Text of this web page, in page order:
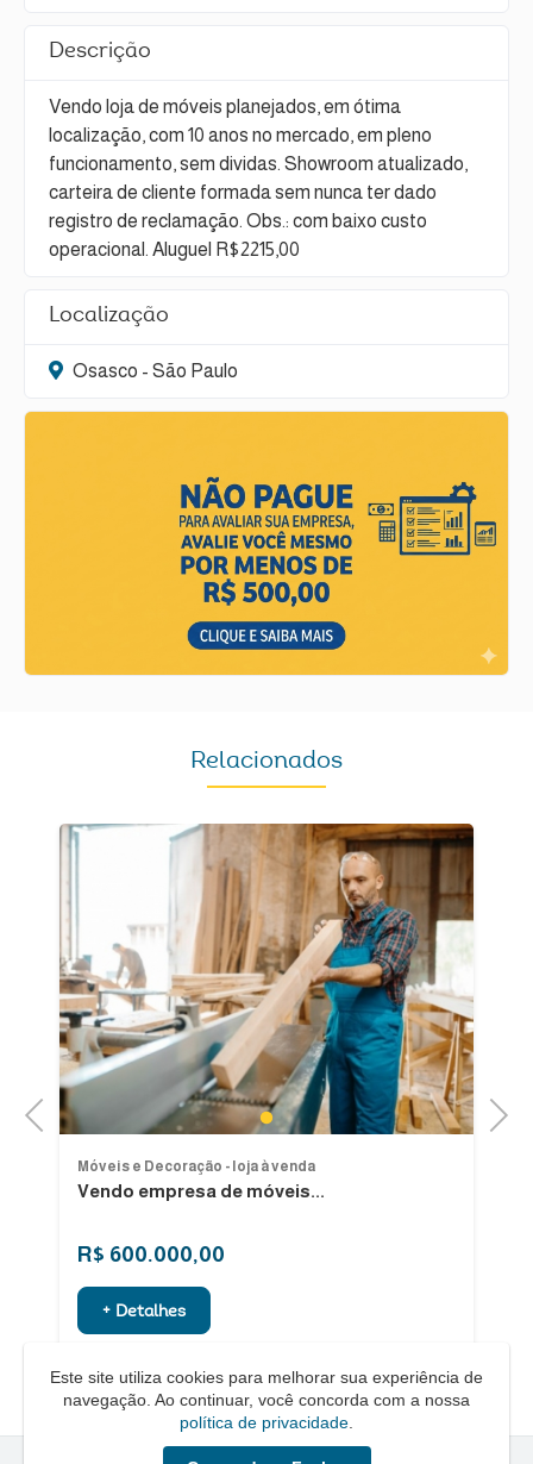
Descrição
Vendo loja de móveis planejados, em ótima
localização, com 10 anos no mercado, em pleno
funcionamento, sem dividas. Showroom atualizado,
carteira de cliente formada sem nunca ter dado
registro de reclamação. Obs.: com baixo custo
operacional. Aluguel R$2215,00
Localização
Osasco - São Paulo
Relacionados
Previous 1
Móveis e Decoração - loja à venda
Vendo empresa de móveis...
R$ 600.000,00
+ Detalhes
Next
Este site utiliza cookies para melhorar sua experiência de
navegação. Ao continuar, você concorda com a nossa
política de privacidade